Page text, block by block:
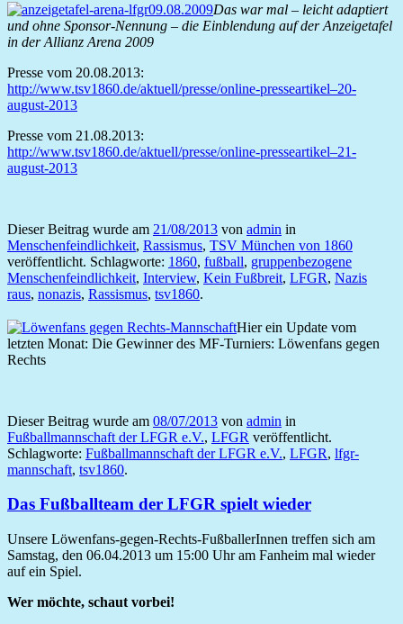
Das war mal – leicht adaptiert
und ohne Sponsor-Nennung – die Einblendung auf der Anzeigetafel
in der Allianz Arena 2009
Presse vom 20.08.2013:
http://www.tsv1860.de/aktuell/presse/online-presseartikel–20-
august-2013
Presse vom 21.08.2013:
http://www.tsv1860.de/aktuell/presse/online-presseartikel–21-
august-2013
Dieser Beitrag wurde am 21/08/2013 von admin in
Menschenfeindlichkeit, Rassismus, TSV München von 1860
veröffentlicht. Schlagworte: 1860, fußball, gruppenbezogene
Menschenfeindlichkeit, Interview, Kein Fußbreit, LFGR, Nazis
raus, nonazis, Rassismus, tsv1860.
Hier ein Update vom
letzten Monat: Die Gewinner des MF-Turniers: Löwenfans gegen
Rechts
Dieser Beitrag wurde am 08/07/2013 von admin in
Fußballmannschaft der LFGR e.V., LFGR veröffentlicht.
Schlagworte: Fußballmannschaft der LFGR e.V., LFGR, lfgr-
mannschaft, tsv1860.
Das Fußballteam der LFGR spielt wieder
Unsere Löwenfans-gegen-Rechts-FußballerInnen treffen sich am
Samstag, den 06.04.2013 um 15:00 Uhr am Fanheim mal wieder
auf ein Spiel.
Wer möchte, schaut vorbei!